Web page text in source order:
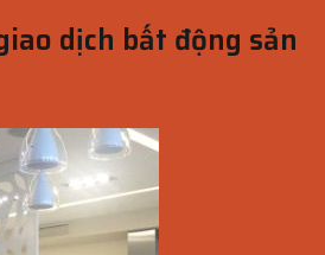
dịch bất động sản